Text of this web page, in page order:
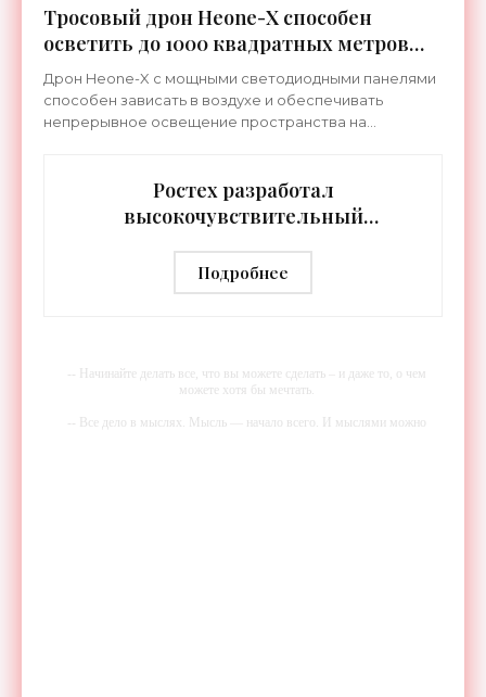
Тросовый дрон Heone-X способен
осветить до 1000 квадратных метров
земли - «Беспилотники»
Дрон Heone-X с мощными светодиодными панелями
способен зависать в воздухе и обеспечивать
непрерывное освещение пространства на
Ростех разработал
высокочувствительный
дальностью распознавания до 2 км
- «Гаджеты»
Подробнее
-- Начинайте делать все, что вы можете сделать – и даже то, о чем
можете хотя бы мечтать.
-- Все дело в мыслях. Мысль — начало всего. И мыслями можно